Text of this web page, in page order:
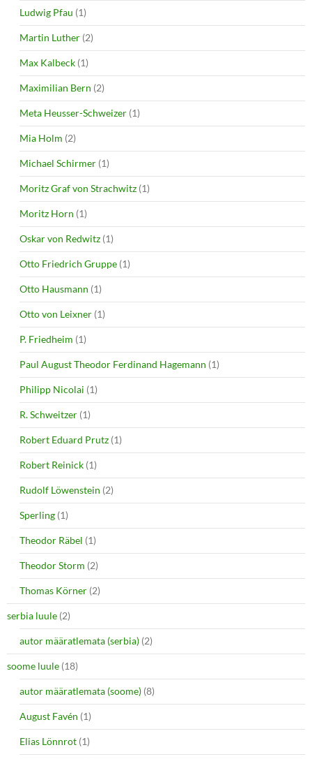
Ludwig Pfau (1)
Martin Luther (2)
Max Kalbeck (1)
Maximilian Bern (2)
Meta Heusser-Schweizer (1)
Mia Holm (2)
Michael Schirmer (1)
Moritz Graf von Strachwitz (1)
Moritz Horn (1)
Oskar von Redwitz (1)
Otto Friedrich Gruppe (1)
Otto Hausmann (1)
Otto von Leixner (1)
P. Friedheim (1)
Paul August Theodor Ferdinand Hagemann (1)
Philipp Nicolai (1)
R. Schweitzer (1)
Robert Eduard Prutz (1)
Robert Reinick (1)
Rudolf Löwenstein (2)
Sperling (1)
Theodor Räbel (1)
Theodor Storm (2)
Thomas Körner (2)
serbia luule (2)
autor määratlemata (serbia) (2)
soome luule (18)
autor määratlemata (soome) (8)
August Favén (1)
Elias Lönnrot (1)